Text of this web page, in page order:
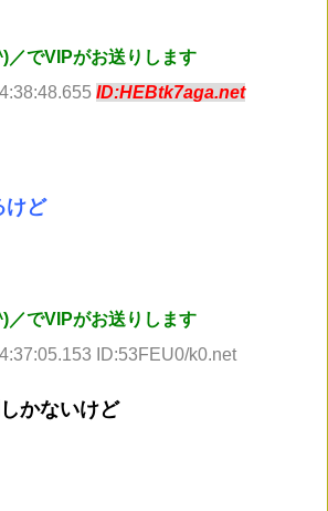
／でVIPがお送りします
ID:HEBtk7aga.net
けど
／でVIPがお送りします
ID:53FEU0/k0.net
かないけど